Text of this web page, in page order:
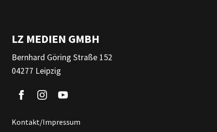
LZ MEDIEN GMBH
Bernhard Göring Straße 152
04277 Leipzig
Kontakt/Impressum